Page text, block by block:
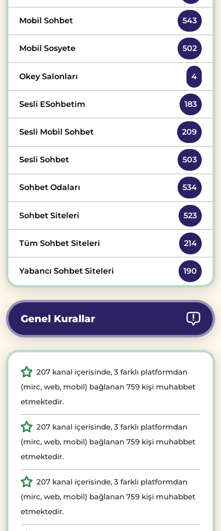
Mobil Sohbet 543
Mobil Sosyete 502
Okey Salonları 4
Sesli ESohbetim 183
Sesli Mobil Sohbet 209
Sesli Sohbet 503
Sohbet Odaları 534
Sohbet Siteleri 523
Tüm Sohbet Siteleri 214
Yabancı Sohbet Siteleri 190
Genel Kurallar
207 kanal içerisinde, 3 farklı platformdan
(mirc, web, mobil) bağlanan 759 kişi muhabbet
etmektedir.
207 kanal içerisinde, 3 farklı platformdan
(mirc, web, mobil) bağlanan 759 kişi muhabbet
etmektedir.
207 kanal içerisinde, 3 farklı platformdan
(mirc, web, mobil) bağlanan 759 kişi muhabbet
etmektedir.